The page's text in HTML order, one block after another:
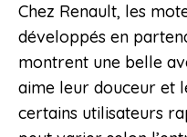
Chez Renault, les
développés en
montrent une belle
aime leur douceur et
certains utilisateurs